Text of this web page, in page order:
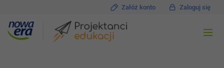
Załóż konto Zaloguj się